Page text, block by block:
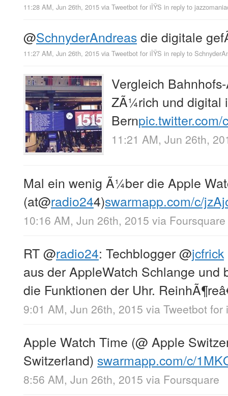
11:28 AM, Jun 26th, 2015 via Tweetbot for iÎŸS in reply to
@SchnyderAndreasdie digitale
11:27 AM, Jun 26th, 2015 via Tweetbot for iÎŸS in reply to
Vergleich
ZÃ¼rich und digital
Bernpic.twitter.com/
11:21 AM, Jun 26th,
Mal ein wenig Ã¼ber die Apple
(at@radio244)swarmapp.com/c/
10:16 AM, Jun 26th, 2015 via Foursquare
RT@radio24: Techblogger@jcfrick
aus der AppleWatch Schlange
die Funktionen der Uhr.
9:01 AM, Jun 26th, 2015 via Tweetbot for
Apple Watch Time (@ Apple
Switzerland) swarmapp.com/c/
8:56 AM, Jun 26th, 2015 via Foursquare